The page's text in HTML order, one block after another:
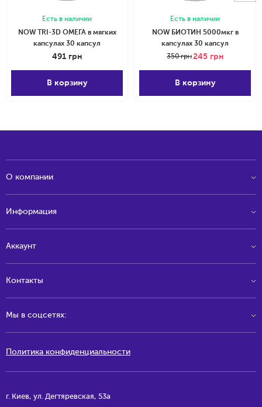
Есть в наличии
NOW TRI-3D ОМЕГА в мягких
капсулах 30 капсул
491 грн
В корзину
Есть в наличии
NOW БИОТИН 5000мкг в
капсулах 30 капсул
350грн 245 грн
В корзину
О компании
Информация
Аккаунт
Контакты
Мы в соцсетях:
Политика конфиденциальности
г. Киев, ул. Дегтяревская, 53а